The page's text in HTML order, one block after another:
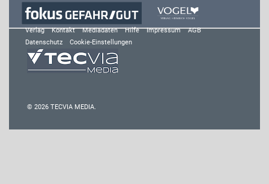
Verlag Kontakt Mediadaten Hilfe Impressum
AGB
Datenschutz
Cookie-Einstellungen
© 2026 TECVIA MEDIA.